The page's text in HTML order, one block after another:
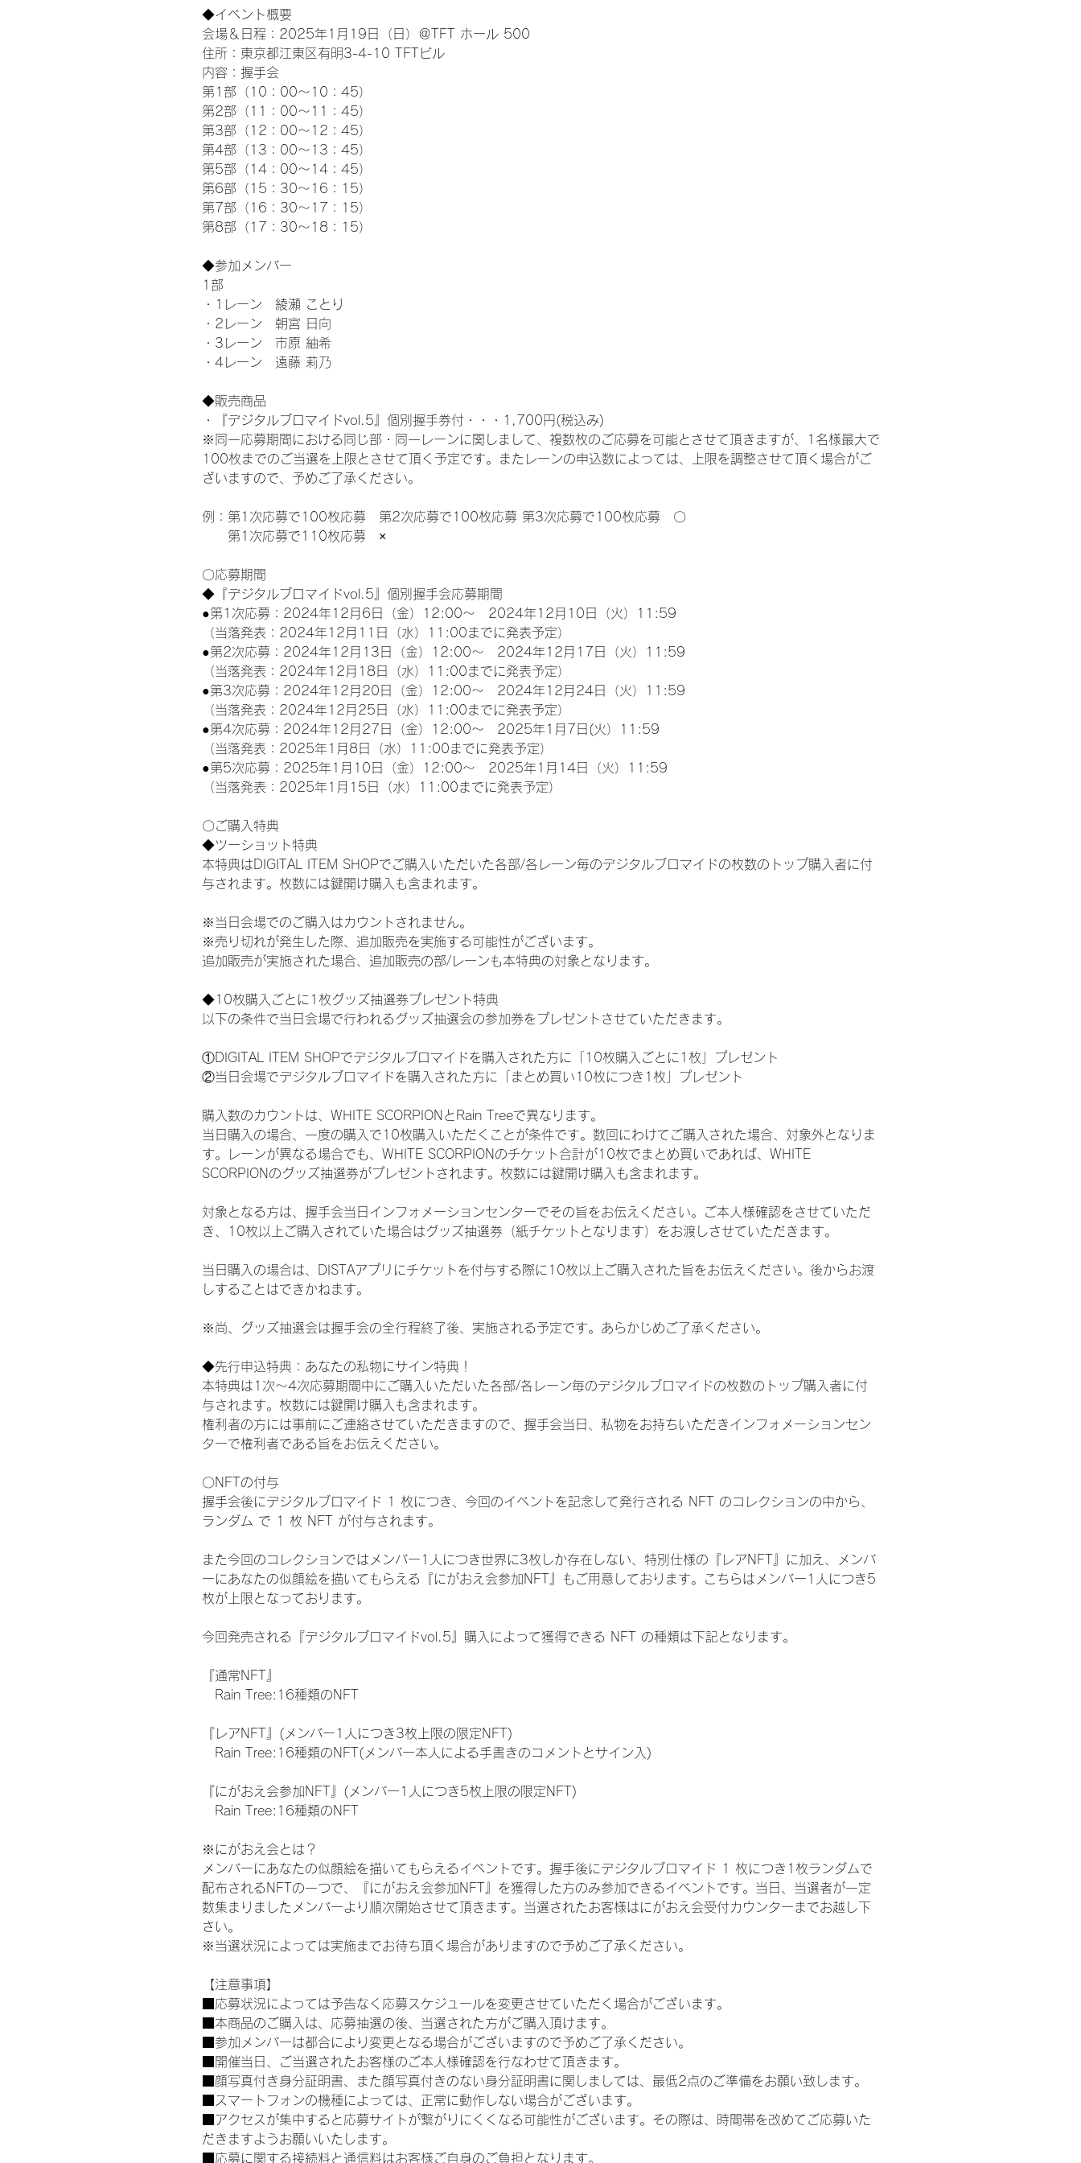
◆イベント概要
会場＆日程：2025年1月19日（日）＠TFT ホール 500
住所：東京都江東区有明3-4-10 TFTビル
内容：握手会
第1部（10：00～10：45）
第2部（11：00～11：45）
第3部（12：00～12：45）
第4部（13：00～13：45）
第5部（14：00～14：45）
第6部（15：30～16：15）
第7部（16：30～17：15）
第8部（17：30～18：15）
◆参加メンバー
1部
・1レーン　綾瀬 ことり
・2レーン　朝宮 日向
・3レーン　市原 紬希
・4レーン　遠藤 莉乃
◆販売商品
・『デジタルブロマイドvol.5』個別握手券付・・・1,700円(税込み)
※同一応募期間における同じ部・同一レーンに関しまして、複数枚のご応募を可能とさせて頂きますが、1名様最大で
100枚までのご当選を上限とさせて頂く予定です。またレーンの申込数によっては、上限を調整させて頂く場合がご
ざいますので、予めご了承ください。
例：第1次応募で100枚応募　第2次応募で100枚応募 第3次応募で100枚応募　〇
第1次応募で110枚応募　×
〇応募期間
◆『デジタルブロマイドvol.5』個別握手会応募期間
●第1次応募：2024年12月6日（金）12:00～　2024年12月10日（火）11:59
（当落発表：2024年12月11日（水）11:00までに発表予定）
●第2次応募：2024年12月13日（金）12:00～　2024年12月17日（火）11:59
（当落発表：2024年12月18日（水）11:00までに発表予定）
●第3次応募：2024年12月20日（金）12:00～　2024年12月24日（火）11:59
（当落発表：2024年12月25日（水）11:00までに発表予定）
●第4次応募：2024年12月27日（金）12:00～　2025年1月7日(火）11:59
（当落発表：2025年1月8日（水）11:00までに発表予定）
●第5次応募：2025年1月10日（金）12:00～　2025年1月14日（火）11:59
（当落発表：2025年1月15日（水）11:00までに発表予定）
〇ご購入特典
◆ツーショット特典
本特典はDIGITAL ITEM SHOPでご購入いただいた各部/各レーン毎のデジタルブロマイドの枚数のトップ購入者に付
与されます。枚数には鍵開け購入も含まれます。
※当日会場でのご購入はカウントされません。
※売り切れが発生した際、追加販売を実施する可能性がございます。
追加販売が実施された場合、追加販売の部/レーンも本特典の対象となります。
◆10枚購入ごとに1枚グッズ抽選券プレゼント特典
以下の条件で当日会場で行われるグッズ抽選会の参加券をプレゼントさせていただきます。
①DIGITAL ITEM SHOPでデジタルブロマイドを購入された方に「10枚購入ごとに1枚」プレゼント
②当日会場でデジタルブロマイドを購入された方に「まとめ買い10枚につき1枚」プレゼント
購入数のカウントは、WHITE SCORPIONとRain Treeで異なります。
当日購入の場合、一度の購入で10枚購入いただくことが条件です。数回にわけてご購入された場合、対象外となりま
す。レーンが異なる場合でも、WHITE SCORPIONのチケット合計が10枚でまとめ買いであれば、WHITE
SCORPIONのグッズ抽選券がプレゼントされます。枚数には鍵開け購入も含まれます。
対象となる方は、握手会当日インフォメーションセンターでその旨をお伝えください。ご本人様確認をさせていただ
き、10枚以上ご購入されていた場合はグッズ抽選券（紙チケットとなります）をお渡しさせていただきます。
当日購入の場合は、DISTAアプリにチケットを付与する際に10枚以上ご購入された旨をお伝えください。後からお渡
しすることはできかねます。
※尚、グッズ抽選会は握手会の全行程終了後、実施される予定です。あらかじめご了承ください。
◆先行申込特典：あなたの私物にサイン特典！
本特典は1次〜4次応募期間中にご購入いただいた各部/各レーン毎のデジタルブロマイドの枚数のトップ購入者に付
与されます。枚数には鍵開け購入も含まれます。
権利者の方には事前にご連絡させていただきますので、握手会当日、私物をお持ちいただきインフォメーションセン
ターで権利者である旨をお伝えください。
〇NFTの付与
握手会後にデジタルブロマイド 1 枚につき、今回のイベントを記念して発行される NFT のコレクションの中から、
ランダム で 1 枚 NFT が付与されます。
また今回のコレクションではメンバー1人につき世界に3枚しか存在しない、特別仕様の『レアNFT』に加え、メンバ
ーにあなたの似顔絵を描いてもらえる『にがおえ会参加NFT』もご用意しております。こちらはメンバー1人につき5
枚が上限となっております。
今回発売される『デジタルブロマイドvol.5』購入によって獲得できる NFT の種類は下記となります。
『通常NFT』
Rain Tree:16種類のNFT
『レアNFT』(メンバー1人につき3枚上限の限定NFT)
Rain Tree:16種類のNFT(メンバー本人による手書きのコメントとサイン入)
『にがおえ会参加NFT』(メンバー1人につき5枚上限の限定NFT)
Rain Tree:16種類のNFT
※にがおえ会とは？
メンバーにあなたの似顔絵を描いてもらえるイベントです。握手後にデジタルブロマイド 1 枚につき1枚ランダムで
配布されるNFTの一つで、『にがおえ会参加NFT』を獲得した方のみ参加できるイベントです。当日、当選者が一定
数集まりましたメンバーより順次開始させて頂きます。当選されたお客様はにがおえ会受付カウンターまでお越し下
さい。
※当選状況によっては実施までお待ち頂く場合がありますので予めご了承ください。
【注意事項】
■応募状況によっては予告なく応募スケジュールを変更させていただく場合がございます。
■本商品のご購入は、応募抽選の後、当選された方がご購入頂けます。
■参加メンバーは都合により変更となる場合がございますので予めご了承ください。
■開催当日、ご当選されたお客様のご本人様確認を行なわせて頂きます。
■顔写真付き身分証明書、また顔写真付きのない身分証明書に関しましては、最低2点のご準備をお願い致します。
■スマートフォンの機種によっては、正常に動作しない場合がございます。
■アクセスが集中すると応募サイトが繋がりにくくなる可能性がございます。その際は、時間帯を改めてご応募いた
だきますようお願いいたします。
■応募に関する接続料と通信料はお客様ご自身のご負担となります。